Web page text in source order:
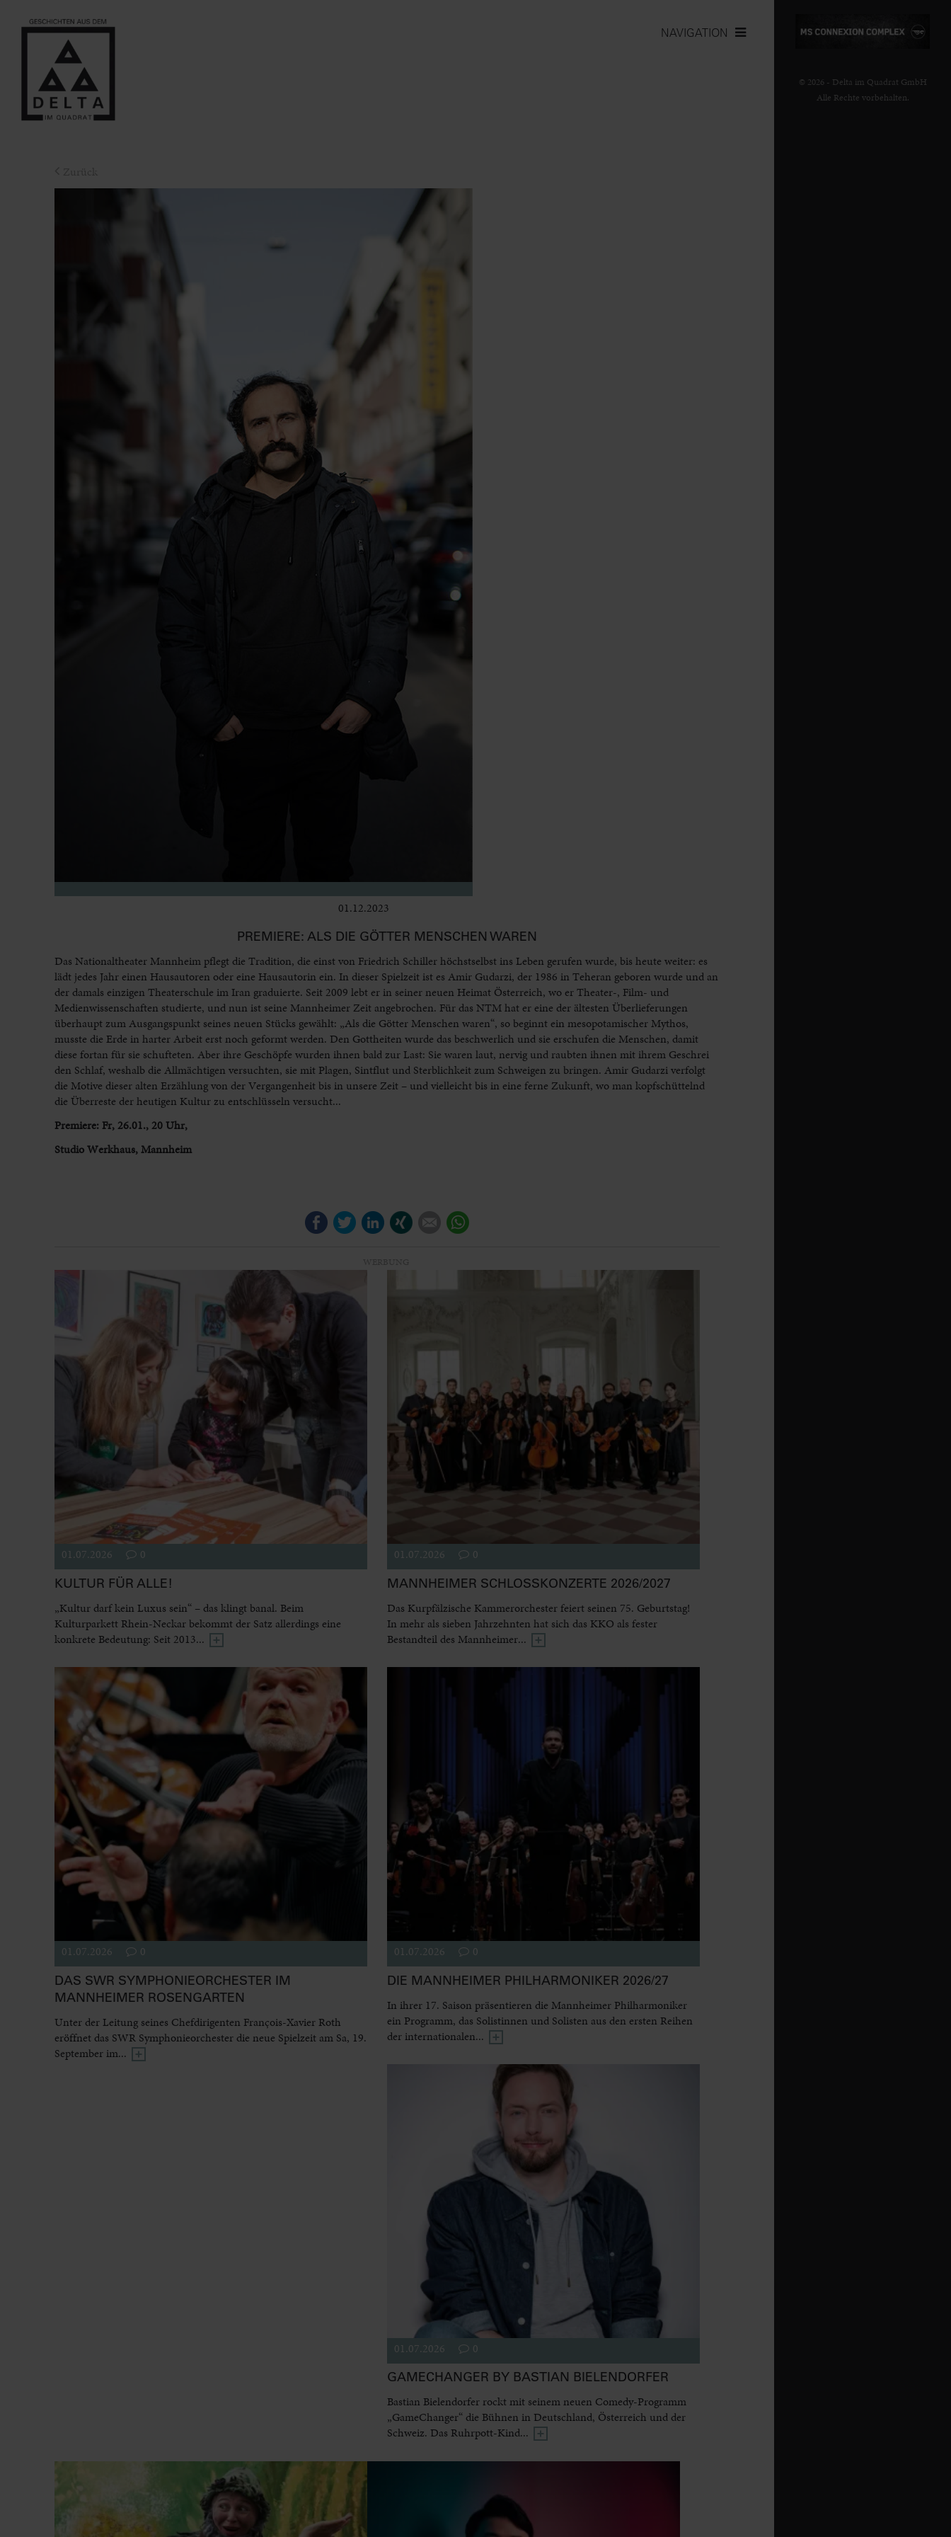
NAVIGATION
01.12.2023
PREMIERE: ALS DIE GÖTTER MENSCHEN WAREN
Das Nationaltheater Mannheim pflegt die Tradition, die einst von Friedrich Schiller höchstselbst ins Leben gerufen wurde, bis heute weiter: es
lädt jedes Jahr einen Hausautoren oder eine Hausautorin ein. In dieser Spielzeit ist es Amir Gudarzi, der 1986 in Teheran geboren wurde und an
der damals einzigen Theaterschule im Iran graduierte. Seit 2009 lebt er in seiner neuen Heimat Österreich, wo er Theater-, Film- und
Medienwissenschaften studierte, und nun ist seine Mannheimer Zeit angebrochen. Für das NTM hat er eine der ältesten Überlieferungen
überhaupt zum Ausgangspunkt seines neuen Stücks gewählt: „Als die Götter Menschen waren“, so beginnt ein mesopotamischer Mythos,
musste die Erde in harter Arbeit erst noch geformt werden. Den Gottheiten wurde das beschwerlich und sie erschufen die Menschen, damit
diese fortan für sie schufteten. Aber ihre Geschöpfe wurden ihnen bald zur Last: Sie waren laut, nervig und raubten ihnen mit ihrem Geschrei
den Schlaf, weshalb die Allmächtigen versuchten, sie mit Plagen, Sintflut und Sterblichkeit zum Schweigen zu bringen. Amir Gudarzi verfolgt
die Motive dieser alten Erzählung von der Vergangenheit bis in unsere Zeit – und vielleicht bis in eine ferne Zukunft, wo man kopfschüttelnd
die Überreste der heutigen Kultur zu entschlüsseln versucht...
Premiere: Fr, 26.01., 20 Uhr,
Studio Werkhaus, Mannheim
FacebookTwitterLinkedIn E-mail
01.07.2026 0
KULTUR FÜR ALLE!
„Kultur darf kein Luxus sein“ – das klingt banal. Beim
Kulturparkett Rhein-Neckar bekommt der Satz allerdings eine
konkrete Bedeutung: Seit 2013...
01.07.2026 0
MANNHEIMER SCHLOSSKONZERTE 2026/2027
Das Kurpfälzische Kammerorchester feiert seinen 75. Geburtstag!
In mehr als sieben Jahrzehnten hat sich das KKO als fester
Bestandteil des Mannheimer...
01.07.2026 0
DAS SWR SYMPHONIEORCHESTER IM
MANNHEIMER ROSENGARTEN
Unter der Leitung seines Chefdirigenten François-Xavier Roth
eröffnet das SWR Symphonieorchester die neue Spielzeit am Sa, 19.
September im...
01.07.2026 0
DIE MANNHEIMER PHILHARMONIKER 2026/27
In ihrer 17. Saison präsentieren die Mannheimer Philharmoniker
ein Programm, das Solistinnen und Solisten aus den ersten Reihen
der internationalen...
01.07.2026 0
GAMECHANGER BY BASTIAN BIELENDORFER
Bastian Bielendorfer rockt mit seinem neuen Comedy-Programm
„GameChanger“ die Bühnen in Deutschland, Österreich und der
Schweiz. Das Ruhrpott-Kind...
© 2026 - Delta im Quadrat GmbH
Alle Rechte vorbehalten.